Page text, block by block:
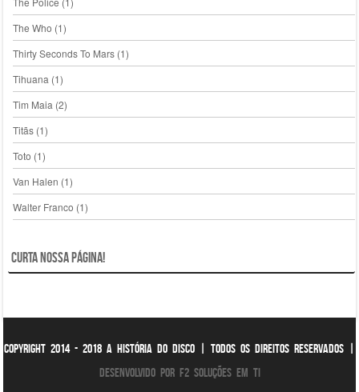
The Who (1)
Thirty Seconds To Mars(1)
Tihuana (1)
Tim Maia (2)
Titãs(1)
Toto (1)
Van Halen (1)
Walter Franco (1)
Curta nossa página!
Copyright 2014 - 2018 A História do Disco | Todos os direitos reservados |
Desenvolvido por F2 Soluções em TI